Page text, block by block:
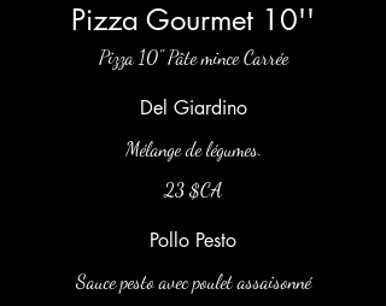
Pizza Gourmet 10''
Pizza 10'' Pâte mince Carrée
Del Giardino
Mélange de légumes.
23 $CA
Pollo Pesto
Sauce pesto avec poulet assaisonné